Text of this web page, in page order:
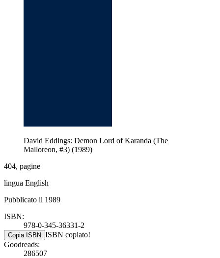
David Eddings: Demon Lord of Karanda (The
Malloreon, #3) (1989)
404, pagine
lingua English
Pubblicato il 1989
ISBN:
978-0-345-36331-2
Copia ISBN ISBN copiato!
Goodreads:
286507